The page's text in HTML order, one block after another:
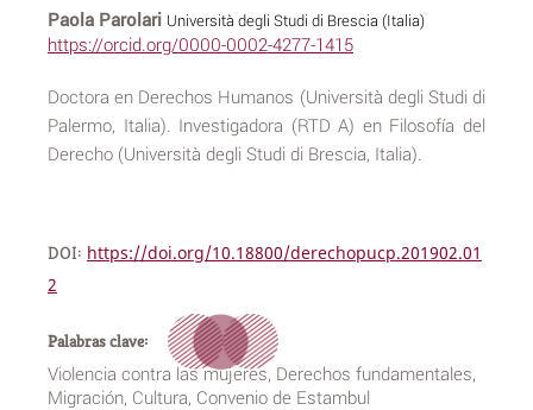
Paola Parolari Università degli Studi di Brescia (Italia)
https://orcid.org/0000-0002-4277-1415
Doctora en Derechos Humanos (Università degli Studi di
Palermo, Italia). Investigadora (RTD A) en Filosofía del
Derecho (Università degli Studi di Brescia, Italia).
DOI: https://doi.org/10.18800/derechopucp.201902.01
2
Palabras clave:
Violencia contra las mujeres, Derechos fundamentales,
Migración, Cultura, Convenio de Estambul